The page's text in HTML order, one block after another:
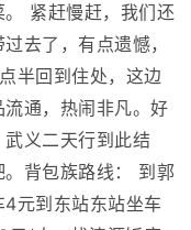
紧赶慢赶，我们还
去了，有点遗憾，
半回到住处，这边
通，热闹非凡。好
义二天行到此结
背包族路线： 到郭
元到东站东站坐车